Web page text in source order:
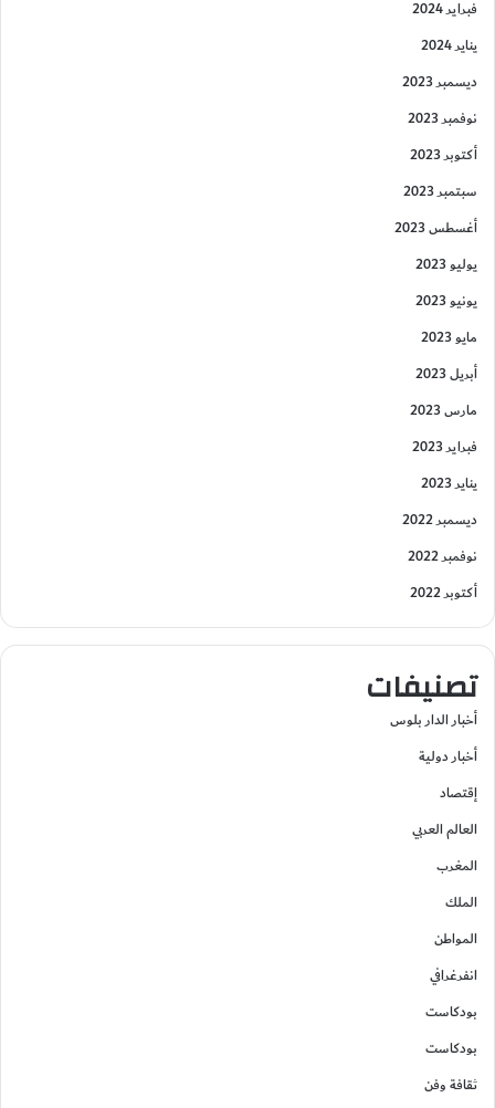
فبراير 2024
يناير 2024
ديسمبر 2023
نوفمبر 2023
أكتوبر 2023
سبتمبر 2023
أغسطس 2023
يوليو 2023
يونيو 2023
مايو 2023
أبريل 2023
مارس 2023
فبراير 2023
يناير 2023
ديسمبر 2022
نوفمبر 2022
أكتوبر 2022
تصنيفات
أخبار الدار بلوس
أخبار دولية
إقتصاد
العالم العربي
المغرب
الملك
المواطن
انفرغرافي
بودكاست
بودكاست
ثقافة وفن